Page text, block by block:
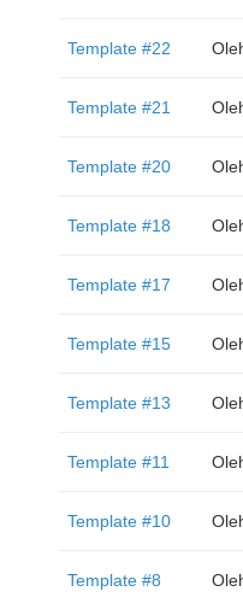
Template #22
Template #21
Template #20
Template #18
Template #17
Template #15
Template #13
Template #11
Template #10
Template #8